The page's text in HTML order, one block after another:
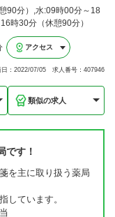
90分）,水:09時00分～18
時30分（休憩90分）
アクセス
日：2022/07/05 求人番号：407946
類似の求人
です！
を主に取り扱う薬局
しています。